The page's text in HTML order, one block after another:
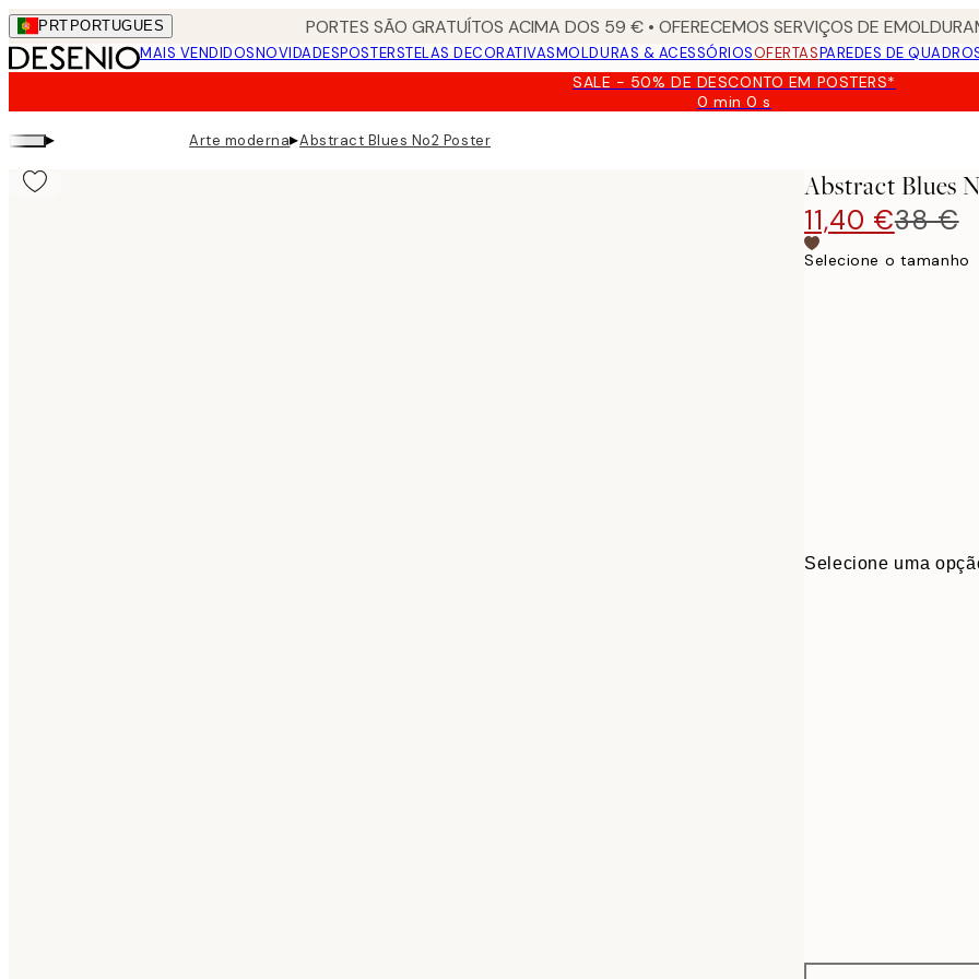
Skip
to
main
PRT PORTUGUES PORTES SÃO GRATUÍTOS ACIMA DOS 59 € • OFERECEMOS SERVIÇOS DE
MAIS VENDIDOSNOVIDADESPOSTERSTELAS DECORATIVASMOLDURAS & ACESSÓRIOSOFERTASPAREDES DE
SALE - 50% DE DESCONTO EM POSTERS*
0 min0 s
Válido
▸ Arte moderna▸Abstract Blues No2 Poster
Abstract Blues
11,40 €38 €
Selecione o tamanho
Selecione uma